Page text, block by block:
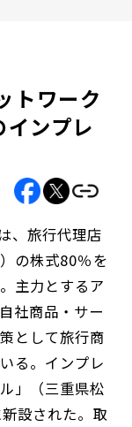
トワーク
ンプレ
、旅行代理店
の株式80％を
主力とするア
社商品・サー
として旅行商
る。インプレ
」（三重県松
設された。取